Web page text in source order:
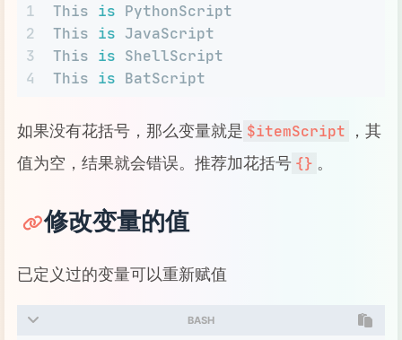
1
2
3
4
This is PythonScript
This is JavaScript
This is ShellScript
This is BatScript
如果没有花括号，那么变量就是 $itemScript
，其
值为空，结果就会错误。推荐加花括号 {} 。
修改变量的值
已定义过的变量可以重新赋值
BASH